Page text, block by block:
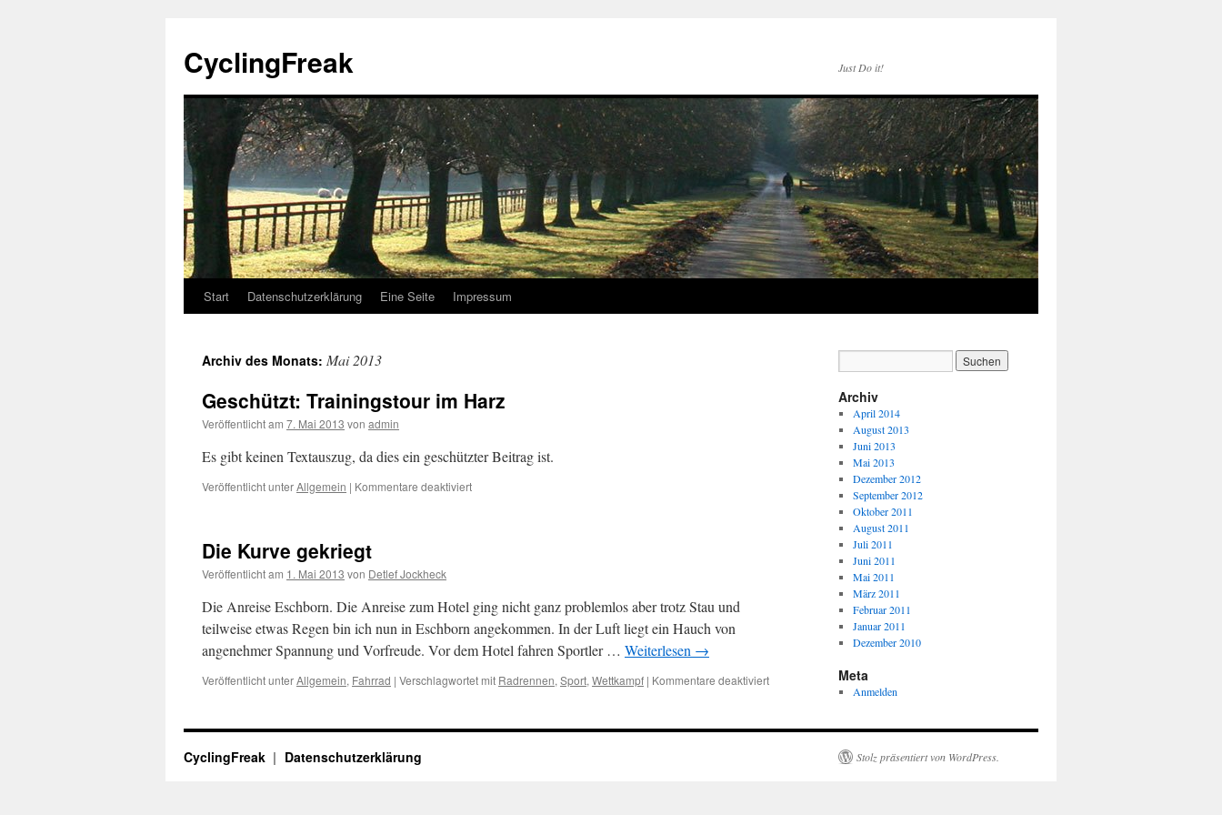
springen
CyclingFreak Just Do it!
Start Datenschutzerklärung Eine Seite Impressum
Archiv des Monats: Mai 2013
Geschützt: Trainingstour im Harz
Veröffentlicht am 7. Mai 2013 von admin
Es gibt keinen Textauszug, da dies ein geschützter Beitrag ist.
Veröffentlicht unterAllgemein | Kommentare deaktiviertfür
Die Kurve gekriegt
Veröffentlicht am 1. Mai 2013 von Detlef Jockheck
Die Anreise Eschborn. Die Anreise zum Hotel ging nicht ganz problemlos aber trotz Stau und
teilweise etwas Regen bin ich nun in Eschborn angekommen. In der Luft liegt ein Hauch von
angenehmer Spannung und Vorfreude. Vor dem Hotel fahren Sportler … Weiterlesen →
Veröffentlicht unterAllgemein, Fahrrad | Verschlagwortet mit Radrennen, Sport, Wettkampf | Kommentare deaktiviertfür
gekriegt
Archiv
April 2014
August 2013
Juni 2013
Mai 2013
Dezember 2012
September 2012
Oktober 2011
August 2011
Juli 2011
Juni 2011
Mai 2011
März 2011
Februar 2011
Januar 2011
Dezember 2010
Meta
Anmelden
CyclingFreak Datenschutzerklärung Stolz präsentiert von WordPress.